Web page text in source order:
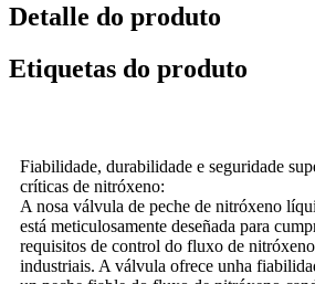
Detalle do produto
Etiquetas do produto
Fiabilidade, durabilidade e seguridade
críticas de nitróxeno:
A nosa válvula de peche de nitróxeno
está meticulosamente deseñada para
requisitos de control do fluxo de
industriais. A válvula ofrece unha